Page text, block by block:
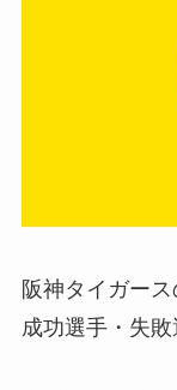
阪神タイガー
成功選手・失